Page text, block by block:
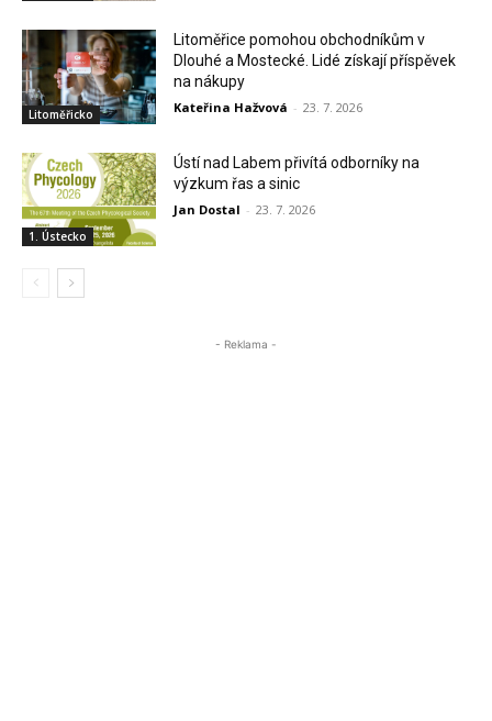
Litoměřicko
Litoměřice pomohou obchodníkům v
Dlouhé a Mostecké. Lidé získají příspěvek
na nákupy
Kateřina Hažvová - 23. 7. 2026
1. Ústecko
Ústí nad Labem přivítá odborníky na
výzkum řas a sinic
Jan Dostal - 23. 7. 2026
- Reklama -